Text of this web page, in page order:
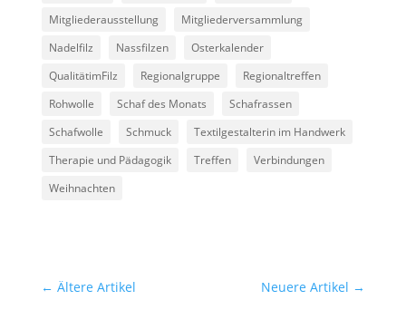
Mitgliederausstellung
Mitgliederversammlung
Nadelfilz
Nassfilzen
Osterkalender
QualitätimFilz
Regionalgruppe
Regionaltreffen
Rohwolle
Schaf des Monats
Schafrassen
Schafwolle
Schmuck
Textilgestalterin im Handwerk
Therapie und Pädagogik
Treffen
Verbindungen
Weihnachten
← Ältere Artikel Neuere Artikel →